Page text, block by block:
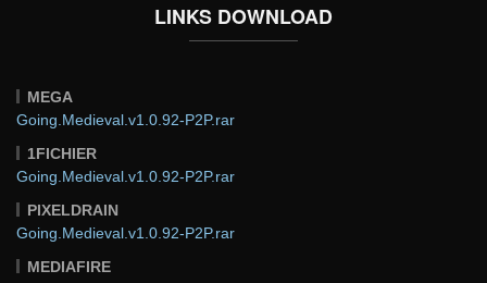
LINKS DOWNLOAD
MEGA
Going.Medieval.v1.0.92-P2P.rar
1FICHIER
Going.Medieval.v1.0.92-P2P.rar
PIXELDRAIN
Going.Medieval.v1.0.92-P2P.rar
MEDIAFIRE